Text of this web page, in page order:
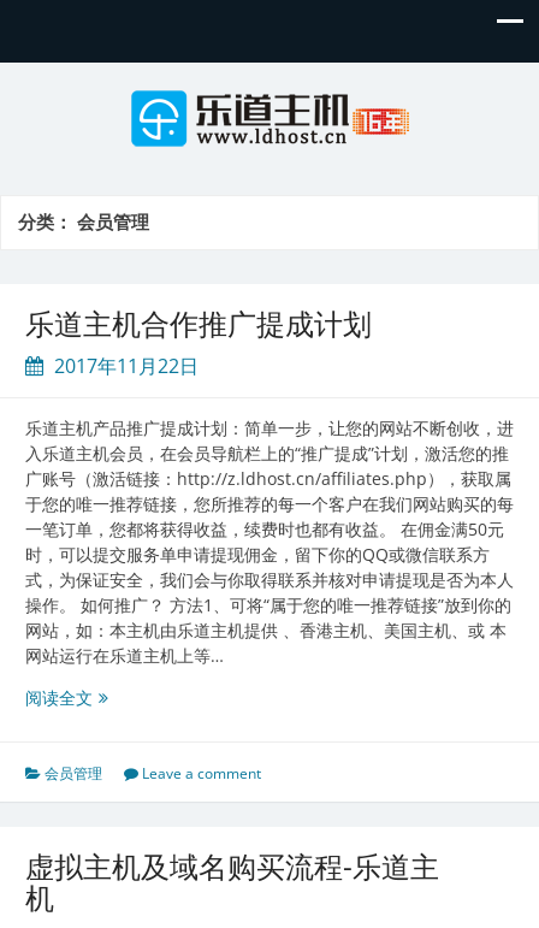
分类： 会员管理
乐道主机合作推广提成计划
2017年11月22日
乐道主机产品推广提成计划：简单一步，让您的网站不断创收，进
入乐道主机会员，在会员导航栏上的“推广提成”计划，激活您的推
广账号（激活链接：http://z.ldhost.cn/affiliates.php），获取属
于您的唯一推荐链接，您所推荐的每一个客户在我们网站购买的每
一笔订单，您都将获得收益，续费时也都有收益。 在佣金满50元
时，可以提交服务单申请提现佣金，留下你的QQ或微信联系方
式，为保证安全，我们会与你取得联系并核对申请提现是否为本人
操作。 如何推广？ 方法1、可将“属于您的唯一推荐链接”放到你的
网站，如：本主机由乐道主机提供 、香港主机、美国主机、或 本
网站运行在乐道主机上等…
阅读全文 乐
机
合
推
广
会员管理 Leave a comment
虚拟主机及域名购买流程-乐道主
机